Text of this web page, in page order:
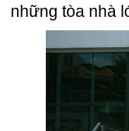
những tòa nhà